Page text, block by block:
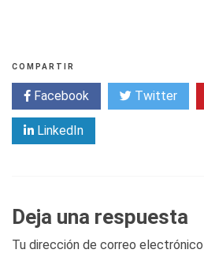
COMPARTIR
Facebook Twitter
LinkedIn
Deja una respuesta
Tu dirección de correo